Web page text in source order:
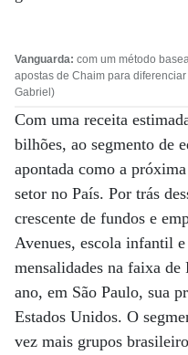
Vanguarda: com um método
apostas de Chaim para
Gabriel)
Com uma receita
bilhões, ao segmento de
apontada como a
setor no País. Por trás
crescente de fundos e
Avenues, escola infantil
mensalidades na faixa
ano, em São Paulo, sua
Estados Unidos. O
vez mais grupos